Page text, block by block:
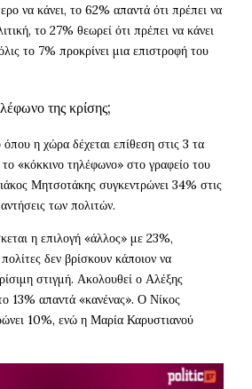
να κάνει, το 62% απαντά ότι πρέπει να
το 27% θεωρεί ότι πρέπει να κάνει
το 7% προκρίνει μια επιστροφή του
της κρίσης;
η χώρα δέχεται επίθεση στις 3 τα
«κόκκινο τηλέφωνο» στο γραφείο του
Μητσοτάκης συγκεντρώνει 34% στις
των πολιτών.
η επιλογή «άλλος» με 23%,
πολίτες δεν βρίσκουν κάποιον να
στιγμή. Ακολουθεί ο Αλέξης
13% απαντά «κανένας». Ο Νίκος
10%, ενώ η Μαρία Καρυστιανού